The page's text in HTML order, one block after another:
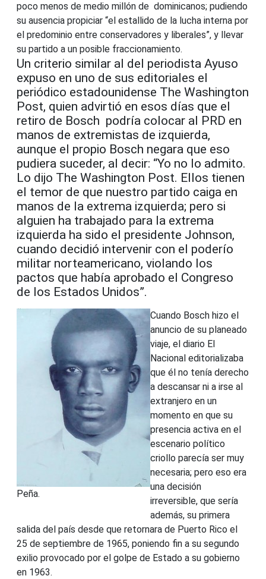
poco menos de medio millón de dominicanos; pudiendo
su ausencia propiciar “el estallido de la lucha interna por
el predominio entre conservadores y liberales”, y llevar
su partido a un posible fraccionamiento.
Un criterio similar al del periodista Ayuso
expuso en uno de sus editoriales el
periódico estadounidense The Washington
Post, quien advirtió en esos días que el
retiro de Bosch podría colocar al PRD en
manos de extremistas de izquierda,
aunque el propio Bosch negara que eso
pudiera suceder, al decir: “Yo no lo admito.
Lo dijo The Washington Post. Ellos tienen
el temor de que nuestro partido caiga en
manos de la extrema izquierda; pero si
alguien ha trabajado para la extrema
izquierda ha sido el presidente Johnson,
cuando decidió intervenir con el poderío
militar norteamericano, violando los
pactos que había aprobado el Congreso
de los Estados Unidos”.
Peña.
Cuando Bosch hizo el
anuncio de su planeado
viaje, el diario El
Nacional editorializaba
que él no tenía derecho
a descansar ni a irse al
extranjero en un
momento en que su
presencia activa en el
escenario político
criollo parecía ser muy
necesaria; pero eso era
una decisión
irreversible, que sería
además, su primera
salida del país desde que retornara de Puerto Rico el
25 de septiembre de 1965, poniendo fin a su segundo
exilio provocado por el golpe de Estado a su gobierno
en 1963.